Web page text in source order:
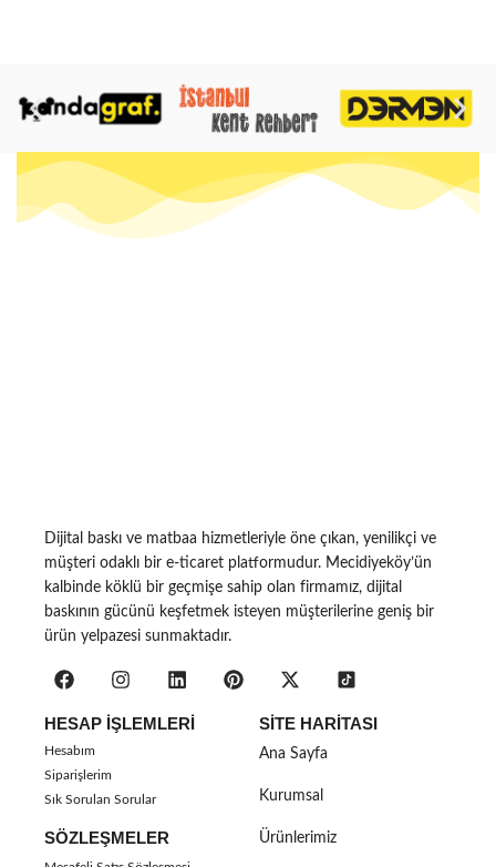
Dijital baskı ve matbaa hizmetleriyle öne çıkan, yenilikçi ve
müşteri odaklı bir e-ticaret platformudur. Mecidiyeköy’ün
kalbinde köklü bir geçmişe sahip olan firmamız, dijital
baskının gücünü keşfetmek isteyen müşterilerine geniş bir
ürün yelpazesi sunmaktadır.
HESAP İŞLEMLERI
Hesabım
Siparişlerim
Sık Sorulan Sorular
SÖZLEŞMELER
SITE HARITASI
Ana Sayfa
Kurumsal
Ürünlerimiz